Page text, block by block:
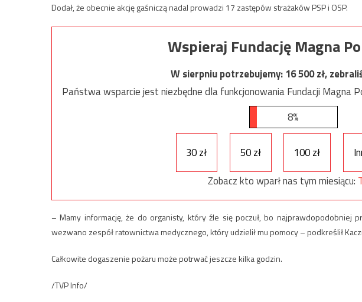
Dodał, że obecnie akcję gaśniczą nadal prowadzi 17 zastępów strażaków PSP i OSP.
Wspieraj Fundację Magna
W sierpniu potrzebujemy:16 500zł,
Państwa wsparcie jest niezbędne dla funkcjonowania Fundacji Magna
8%
30 zł 50 zł 100 zł
Zobacz kto wparł nas tym miesiącu:
– Mamy informację, że do organisty, który źle się poczuł, bo najprawdopodobniej
wezwano zespół ratownictwa medycznego, który udzielił mu pomocy – podkreślił
Całkowite dogaszenie pożaru może potrwać jeszcze kilka godzin.
/TVP Info/